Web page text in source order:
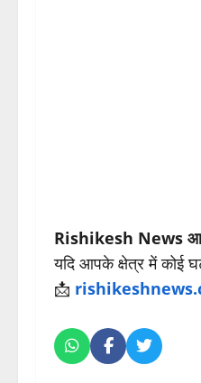
Rishikesh News आगे
यदि आपके क्षेत्र में कोई
📩